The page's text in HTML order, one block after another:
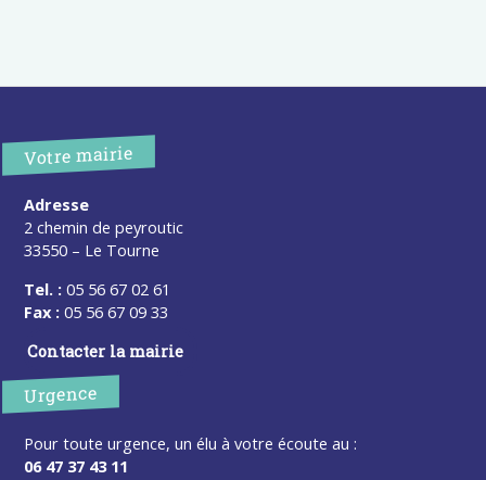
Votre mairie
Adresse
2 chemin de peyroutic
33550 – Le Tourne
Tel. : 05 56 67 02 61
Fax : 05 56 67 09 33
Contacter la mairie
Urgence
Pour toute urgence, un élu à votre écoute au :
06 47 37 43 11